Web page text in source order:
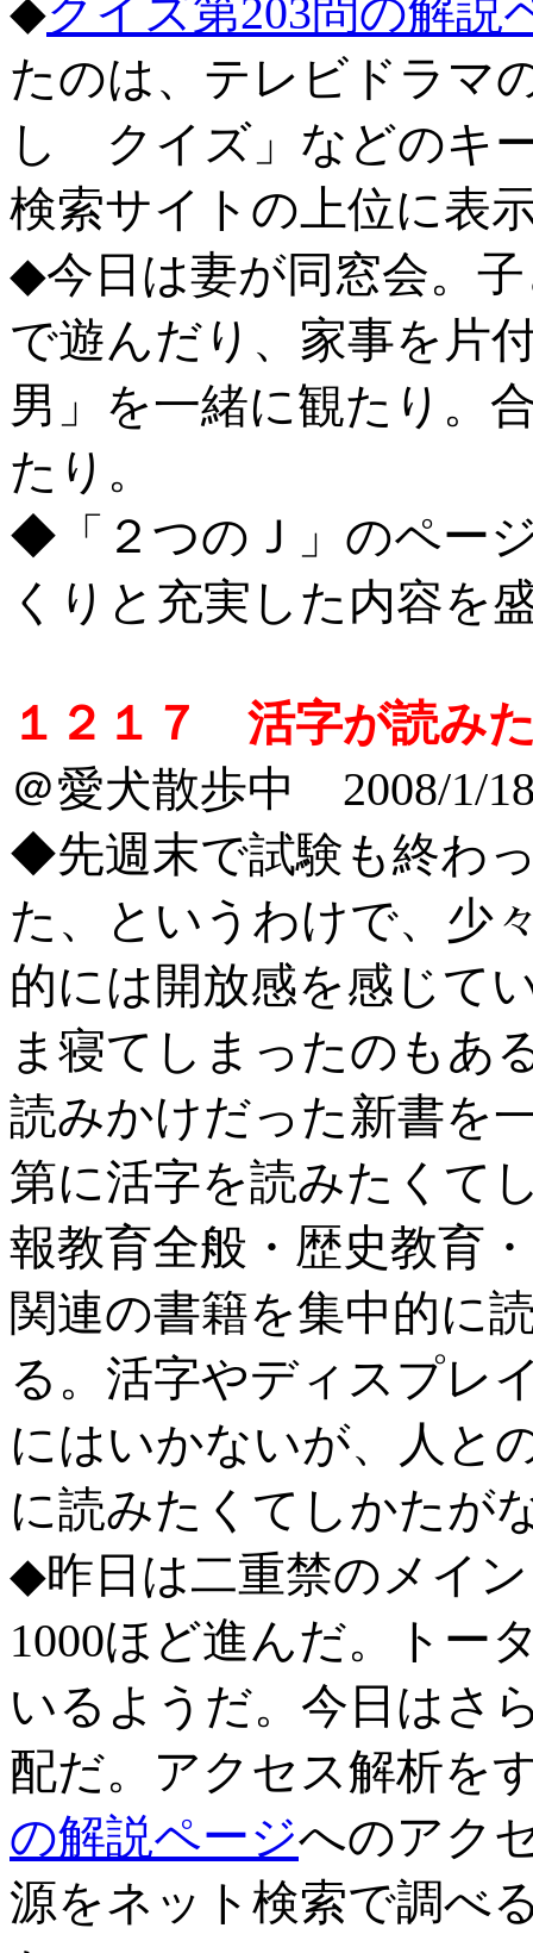
◆クイズ第203問の解説
たのは、テレビドラマ
し クイズ」などのキ
検索サイトの上位に表
◆今日は妻が同窓会。
で遊んだり、家事を片
男」を一緒に観たり。
たり。
◆「２つのＪ」のペー
くりと充実した内容を
１２１７ 活字が読み
＠愛犬散歩中 2008/1/
◆先週末で試験も終わ
た、というわけで、少
的には開放感を感じて
ま寝てしまったのもあ
読みかけだった新書を
第に活字を読みたくて
報教育全般・歴史教育
関連の書籍を集中的に
る。活字やディスプレ
にはいかないが、人と
に読みたくてしかたが
◆昨日は二重禁のメイ
1000ほど進んだ。トー
いるようだ。今日はさ
配だ。アクセス解析を
の解説ページへのアク
源をネット検索で調べ